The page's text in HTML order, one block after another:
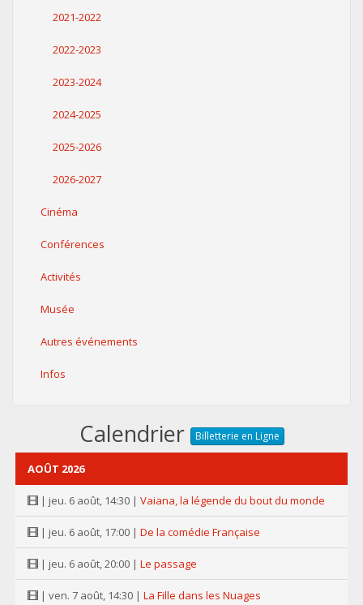
2021-2022
2022-2023
2023-2024
2024-2025
2025-2026
2026-2027
Cinéma
Conférences
Activités
Musée
Autres événements
Infos
Calendrier Billetterie en Ligne
AOÛT 2026
| jeu. 6 août, 14:30 | Vaiana, la légende du bout du monde
| jeu. 6 août, 17:00 | De la comédie Française
| jeu. 6 août, 20:00 | Le passage
| ven. 7 août, 14:30 | La Fille dans les Nuages